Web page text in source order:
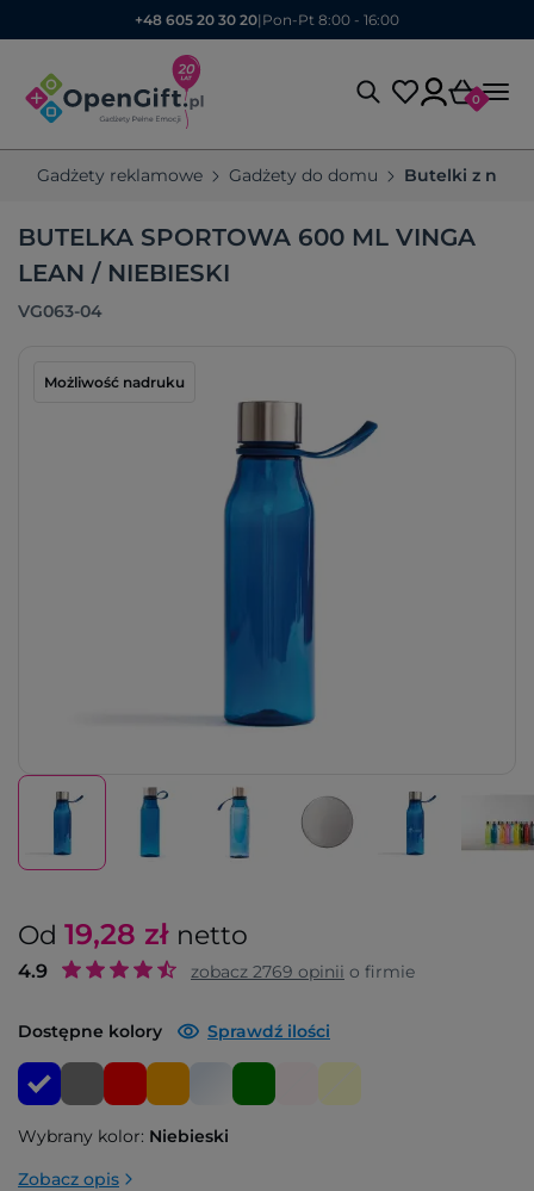
+48 605 20 30 20| Pon-Pt 8:00 - 16:00
0
Gadżety reklamowe Gadżety do domu Butelki z
BUTELKA SPORTOWA 600 ML VINGA
LEAN / NIEBIESKI
VG063-04
Możliwość nadruku
Od 19,28 zł netto
4.9 zobacz 2769 opinii o firmie
Dostępne kolory Sprawdź ilości
Wybrany kolor: Niebieski
Zobacz opis